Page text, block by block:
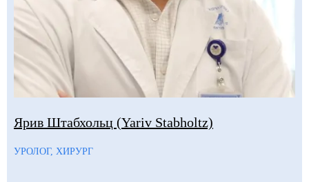
Ярив Штабхольц (Yariv Stabholtz)
УРОЛОГ, ХИРУРГ